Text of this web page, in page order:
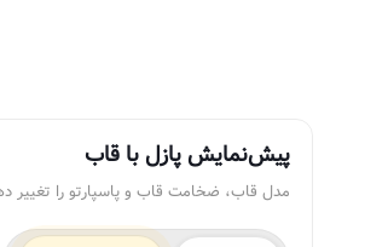
پیش‌نمایش پازل با قاب
مدل قاب، ضخامت قاب و پاسپارتو را تغییر